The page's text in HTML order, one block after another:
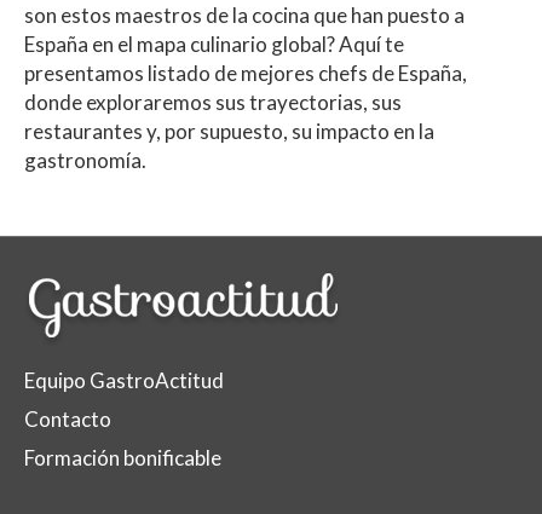
son estos maestros de la cocina que han puesto a
España en el mapa culinario global? Aquí te
presentamos listado de mejores chefs de España,
donde exploraremos sus trayectorias, sus
restaurantes y, por supuesto, su impacto en la
gastronomía.
Equipo GastroActitud
Contacto
Formación bonificable